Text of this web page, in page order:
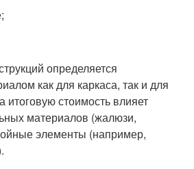
определяется
как для каркаса, так и для
итоговую стоимость влияет
материалов (жалюзи,
элементы (например,